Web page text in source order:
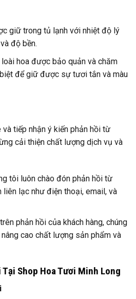
giữ trong tủ lạnh với nhiệt độ lý
độ bền.
loài hoa được bảo quản và chăm
để giữ được sự tươi tắn và màu
tiếp nhận ý kiến phản hồi từ
cải thiện chất lượng dịch vụ và
tôi luôn chào đón phản hồi từ
liên lạc như điện thoại, email, và
phản hồi của khách hàng, chúng
cao chất lượng sản phẩm và
Shop Hoa Tươi Minh Long